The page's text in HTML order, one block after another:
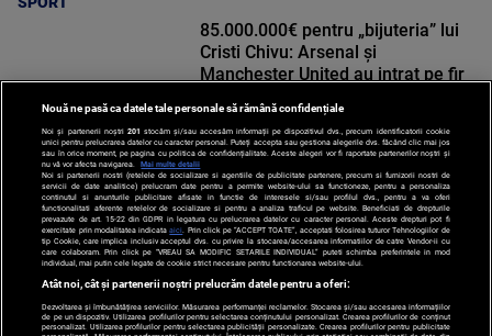
SPORT
85.000.000€ pentru „bijuteria” lui
Cristi Chivu: Arsenal și
Manchester United au intrat pe fir
Nouă ne pasă ca datele tale personale să rămână confidențiale
Noi și partenerii noștri 201 stocăm și/sau accesăm informații pe dispozitivul dvs., precum identificatorii cookie
unici pentru prelucrarea datelor cu caracter personal. Puteți accepta sau gestiona alegerile dvs. făcând clic mai jos
sau în orice moment, pe pagina cu politica de confidențialitate. Aceste alegeri vor fi raportate partenerilor noștri și
nu vă vor afecta navigarea.
Mai multe detalii
Noi si partenerii nostri (retelele de socializare si agentiile de publicitate partenere, precum si furnizorii nostri de
servicii de date analitice) prelucram date pentru a permite website-ului sa functioneze, pentru a personaliza
continutul si anunturile publicitare afisate in functie de interesele si/sau profilul dvs., pentru a va oferi
functionalitati aferente retelelor de socializare si pentru a analiza traficul pe website. Beneficiati de drepturile
prevazute de art. 15-22 din GDPR in legatura cu prelucrarea datelor cu caracter personal. Aceste drepturi pot fi
exercitate prin modalitatea indicataaici . Prin click pe “ACCEPT TOATE”, acceptati folosirea tuturor Tehnologiilor de
tip Cookie, care implica inclusiv acceptul dvs. cu privire la stocarea/accesarea informatiilor de catre Vendor-ii cu
care colaboram. Prin click pe “VREAU SA MODIFIC SETARILE INDIVIDUAL” puteti schimba preferintele in mod
individual, mai putin cele legate de cookie strict necesare pentru functionarea website-ului.
Atât noi, cât și partenerii noștri prelucrăm datele pentru a oferi:
Dezvoltarea și îmbunătățirea serviciilor. Măsurarea performanței reclamelor. Stocarea și/sau accesarea informațiilor
de pe un dispozitiv. Utilizarea profilurilor pentru selectarea conținutului personalizat. Crearea profilurilor de conținut
personalizat. Utilizarea profilurilor pentru selectarea publicității personalizate. Crearea profilurilor pentru publicitate